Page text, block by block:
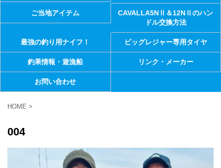
ご当地アイテム
CAVALLA5NⅡ＆12NⅡのハン
ドル交換方法
最強の釣り用ナイフ！ ビッグレジャー専用タイヤ
釣果情報・遊漁船 リンク・メーカー
お問い合わせ
HOME >
004